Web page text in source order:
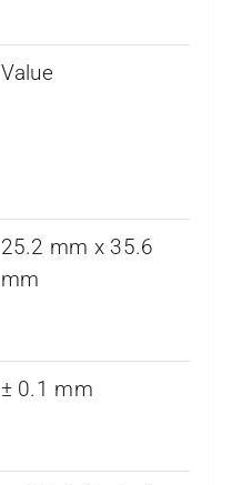
Value
25.2 mm x 35.6
mm
± 0.1 mm